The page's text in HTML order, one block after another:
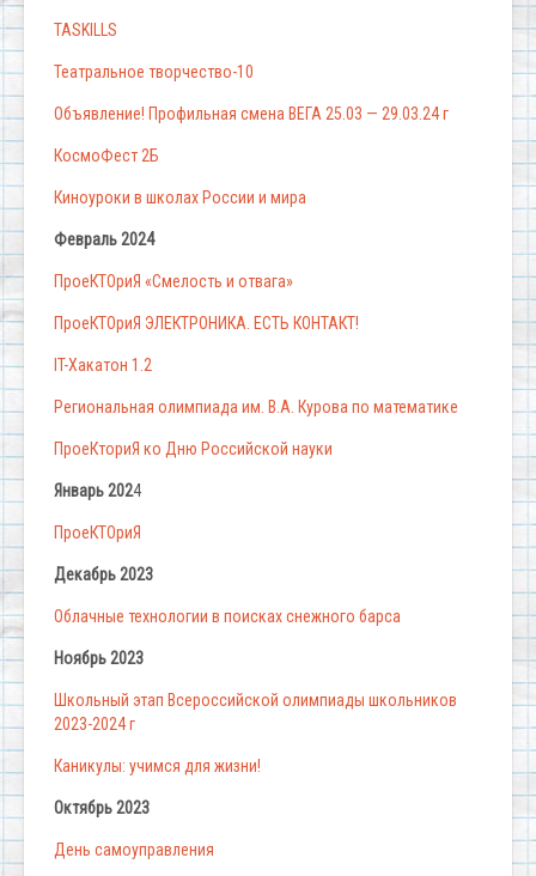
TASKILLS
Театральное творчество-10
Объявление! Профильная смена ВЕГА 25.03 — 29.03.24 г
КосмоФест 2Б
Киноуроки в школах России и мира
Февраль 2024
ПроеКТОриЯ «Смелость и отвага»
ПроеКТОриЯ ЭЛЕКТРОНИКА. ЕСТЬ КОНТАКТ!
IT-Хакатон 1.2
Региональная олимпиада им. В.А. Курова по математике
ПроеКториЯ ко Дню Российской науки
Январь 2024
ПроеКТОриЯ
Декабрь 2023
Облачные технологии в поисках снежного барса
Ноябрь 2023
Школьный этап Всероссийской олимпиады школьников
2023-2024 г
Каникулы: учимся для жизни!
Октябрь 2023
День самоуправления